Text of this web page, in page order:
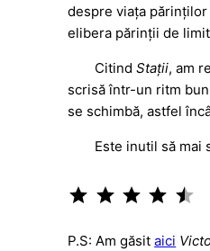
despre viața
elibera părinții de
CitindStații, am
scrisă într-un ritm
se schimbă, astfel
Este inutil să mai
P.S: Am găsitaici